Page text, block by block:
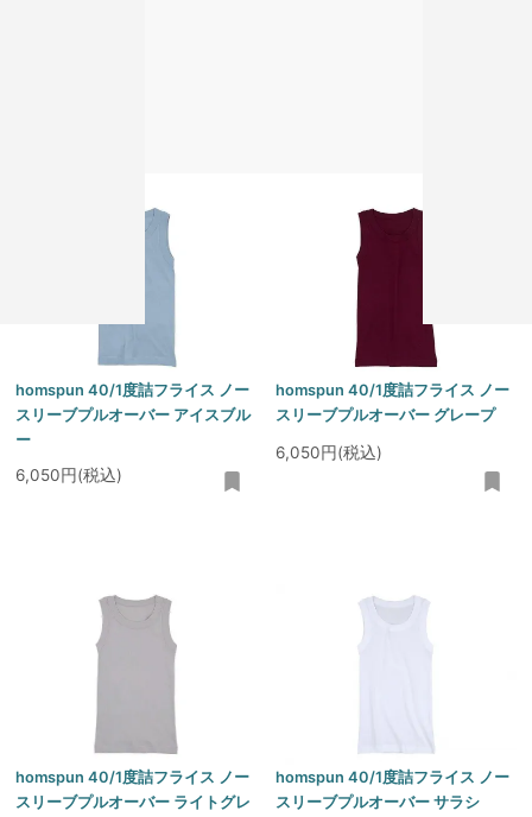
homspun 40/1度詰フライス ノー
スリーブプルオーバー アイスブル
ー
6,050円(税込)
homspun 40/1度詰フライス ノー
スリーブプルオーバー グレープ
6,050円(税込)
homspun 40/1度詰フライス ノー
スリーブプルオーバー ライトグレ
homspun 40/1度詰フライス ノー
スリーブプルオーバー サラシ